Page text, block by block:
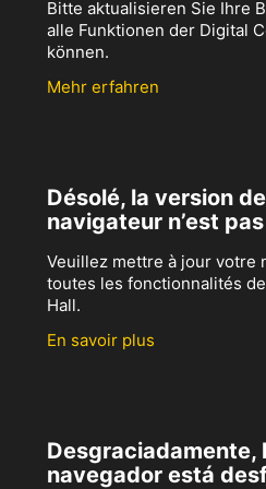
Bitte aktualisieren Sie Ihre
alle Funktionen der Digital
können.
Mehr erfahren
Désolé, la version
navigateur n’est
Veuillez mettre à jour votre
toutes les fonctionnalités
Hall.
En savoir plus
Desgraciadamente,
navegador está